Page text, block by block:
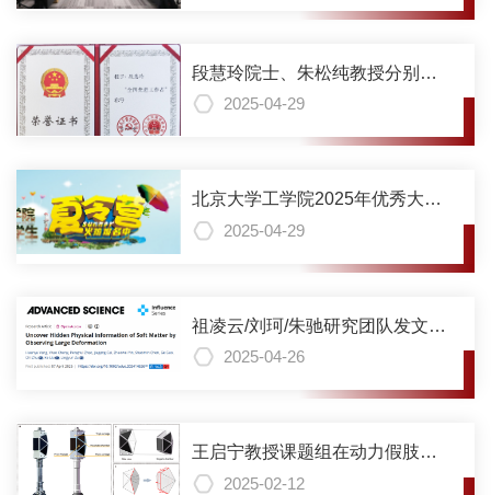
段慧玲院士、朱松纯教授分别荣
获“全国先进工作者”“全国劳动模
2025-04-29
北京大学工学院2025年优秀大学
生暑期夏令营报名通知
2025-04-29
祖凌云/刘珂/朱驰研究团队发文揭
示基于影像推测物质物理性质
2025-04-26
王启宁教授课题组在动力假肢领
域取得重要进展，首创仿生折纸
2025-02-12